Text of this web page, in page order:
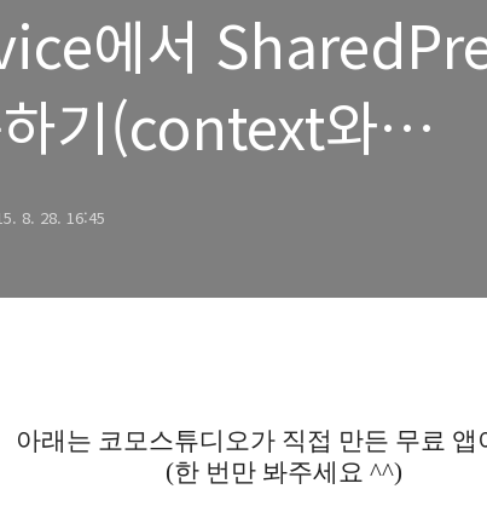
에서
기(context와
8. 28. 16:45
아래는 코모스튜디오가 직접 만든 무료 앱
(한 번만 봐주세요 ^^)